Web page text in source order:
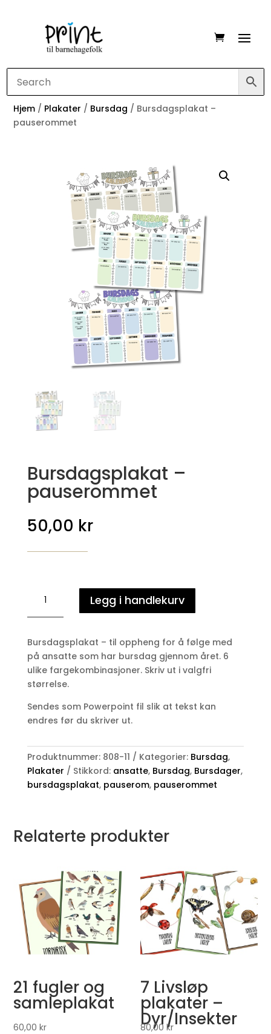
Hjem / Plakater / Bursdag / Bursdagsplakat –
pauserommet
Bursdagsplakat –
pauserommet
50,00 kr
Bursdagsplakat
pauserommet
Legg i handlekurv
Bursdagsplakat – til oppheng for å følge med
på ansatte som har bursdag gjennom året. 6
ulike fargekombinasjoner. Skriv ut i valgfri
størrelse.
Sendes som Powerpoint fil slik at tekst kan
endres før du skriver ut.
Produktnummer: 808-11 Kategorier: Bursdag,
Plakater
Stikkord: ansatte, Bursdag, Bursdager,
bursdagsplakat, pauserom, pauserommet
Relaterte produkter
21 fugler og
samleplakat
60,00kr
7 Livsløp
plakater –
Dyr/Insekter
80,00kr